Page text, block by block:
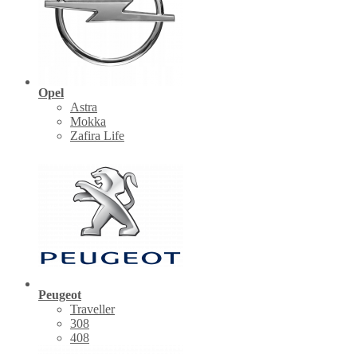
Opel
Astra
Mokka
Zafira Life
Peugeot
Traveller
308
408